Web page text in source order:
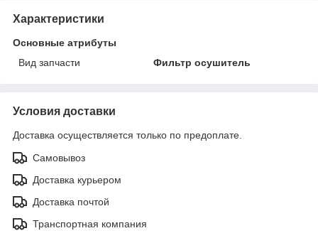
Характеристики
Основные атрибуты
Вид запчасти
Фильтр осушитель
Условия доставки
Доставка осуществляется только по предоплате.
Самовывоз
Доставка курьером
Доставка почтой
Транспортная компания